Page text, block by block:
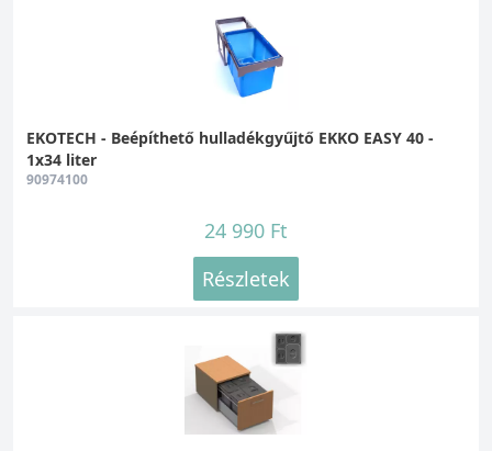
EKOTECH - Beépíthető hulladékgyűjtő EKKO EASY 40 -
1x34 liter
90974100
24 990 Ft
Részletek